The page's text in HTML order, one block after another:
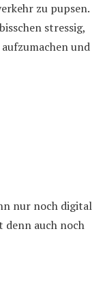
zu pupsen.
stressig,
und
nur noch digital
denn auch noch